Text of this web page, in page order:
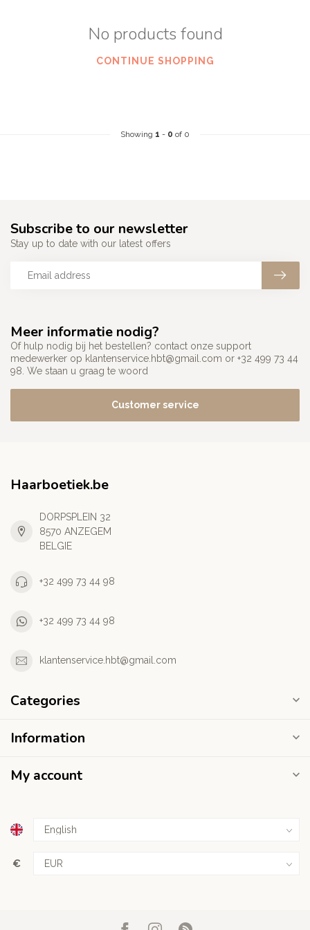
No products found
CONTINUE SHOPPING
Showing 1 - 0 of 0
Meer informatie nodig?
Of hulp nodig bij het bestellen? contact onze support
medewerker op klantenservice.hbt@gmail.com or +32 499 73 44
98. We staan u graag te woord
Customer service
Subscribe to our newsletter
Stay up to date with our latest offers
Haarboetiek.be
DORPSPLEIN 32
8570 ANZEGEM
BELGIE
+32 499 73 44 98
+32 499 73 44 98
klantenservice.hbt@gmail.com
Categories
Information
My account
€